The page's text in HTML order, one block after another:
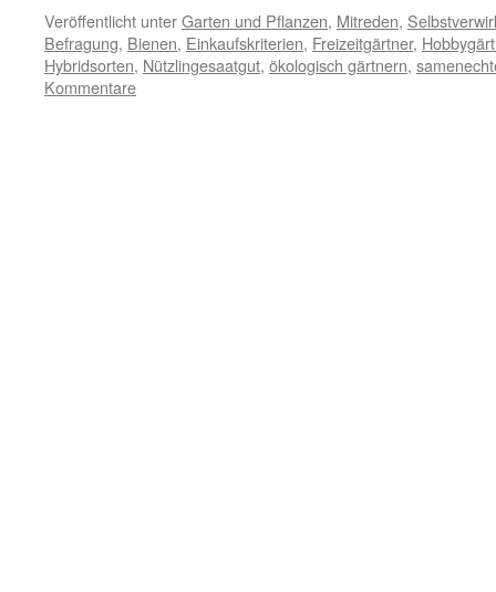
Veröffentlicht unterGarten und Pflanzen, Mitreden,
Befragung, Bienen, Einkaufskriterien, Freizeitgärtner,
Hybridsorten, Nützlingesaatgut, ökologisch gärtnern,
Kommentare